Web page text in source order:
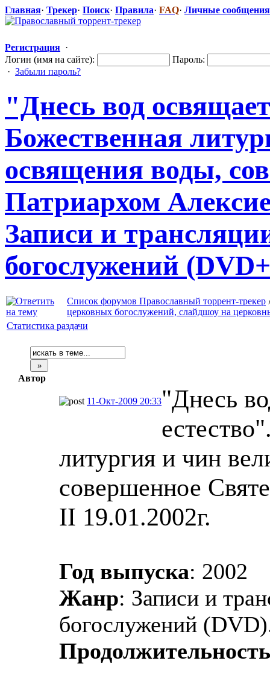
Главная· Трекер· Поиск· Правила· FAQ· Личные сообщения
Регистрация ·
Логин (имя на сайте):
Пароль:
· Забыли пароль?
"Днесь вод
Божественная
освящения воды,
Патриархом
Записи и
богослужений
Список форумов Православный торрент-трекер
церковных богослужений, слайдшоу на
Статистика раздачи
Автор
11-Окт-2009 20:33"Днесь
литургия и чин
совершенное
II 19.01.2002г.
Год выпуска: 2002
Жанр: Записи и
богослужений
Продолжительность